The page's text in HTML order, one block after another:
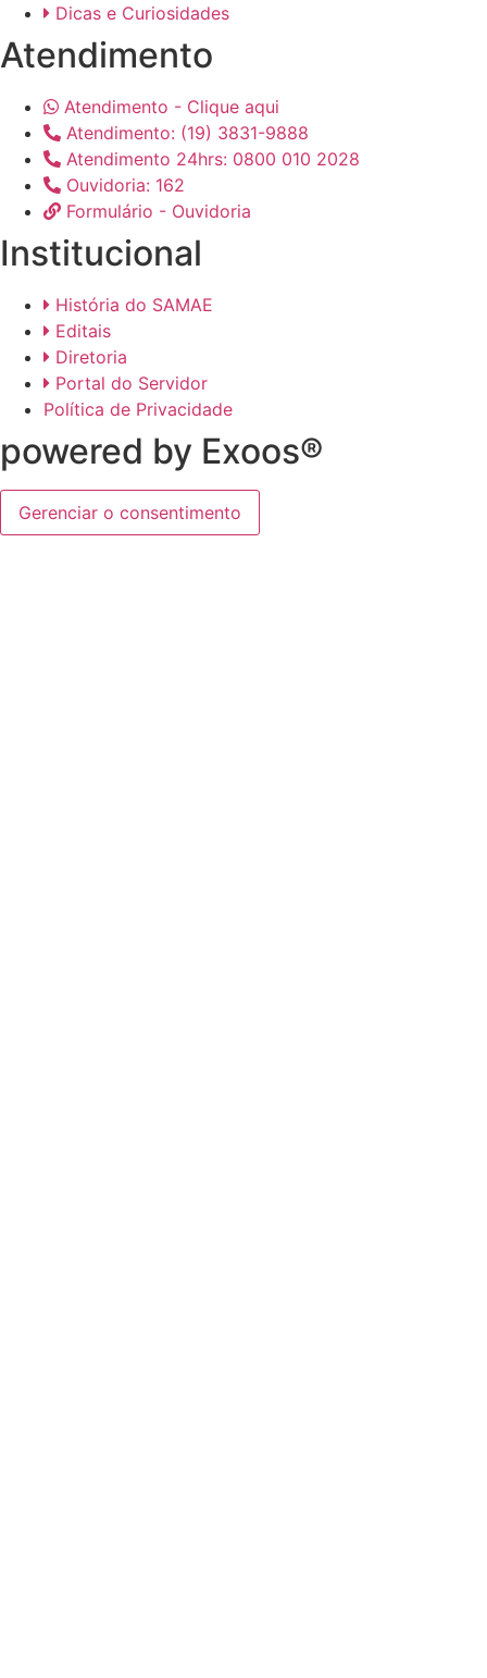
Dicas e Curiosidades
Atendimento
Atendimento - Clique aqui
Atendimento: (19) 3831-9888
Atendimento 24hrs: 0800 010 2028
Ouvidoria: 162
Formulário - Ouvidoria
Institucional
História do SAMAE
Editais
Diretoria
Portal do Servidor
Política de Privacidade
powered by Exoos®
Gerenciar o consentimento